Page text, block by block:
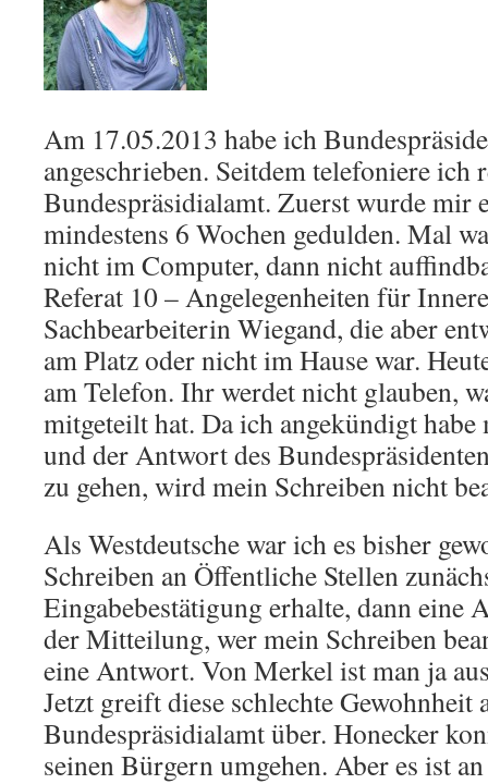
Am 17.05.2013 habe ich
angeschrieben. Seitdem telefoniere ich
Bundespräsidialamt. Zuerst wurde mir
mindestens 6 Wochen gedulden. Mal
nicht im Computer, dann nicht
Referat 10 – Angelegenheiten für
Sachbearbeiterin Wiegand, die aber
am Platz oder nicht im Hause war.
am Telefon. Ihr werdet nicht glauben,
mitgeteilt hat. Da ich angekündigt
und der Antwort des
zu gehen, wird mein Schreiben nicht
Als Westdeutsche war ich es bisher
Schreiben an Öffentliche Stellen
Eingabebestätigung erhalte, dann eine
der Mitteilung, wer mein Schreiben
eine Antwort. Von Merkel ist man ja
Jetzt greift diese schlechte Gewohnheit
Bundespräsidialamt über. Honecker
seinen Bürgern umgehen. Aber es ist